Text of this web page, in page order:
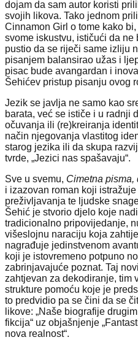
dojam da sam autor koristi
svojih likova. Tako jednom
Cinnamon Girl o tome kako
svome iskustvu, ističući da ne
pustio da se riječi same izliju
pisanjem balansirao užas i
pisac bude avangardan i
Šehićev pristup pisanju ovog
Jezik se javlja ne samo kao
barata, već se ističe i u radnji
očuvanja ili (re)kreiranja
način njegovanja vlastitog
starog jezika ili da skupa
tvrde, „Jezici nas spašavaju“.
Sve u svemu, Cimetna pisma,
i izazovan roman koji
preživljavanja te ljudske
Šehić je stvorio djelo koje
tradicionalno pripovijedanje,
višeslojnu naraciju koja
nagrađuje jedinstvenom
koji je istovremeno potpuno
zabrinjavajuće poznat. Taj
zahtjevan za dekodiranje, tim
strukture pomoću koje je
to predvidio pa se čini da se
likove: „Naše biografije
fikcija“ uz objašnjenje
nova realnost“.